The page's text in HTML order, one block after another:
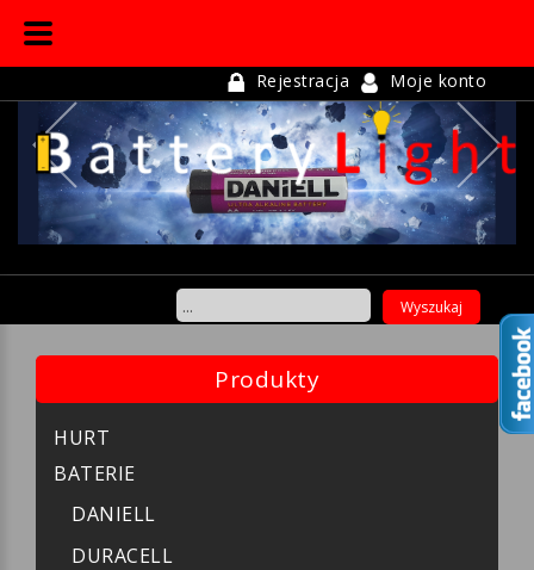
Rejestracja Moje konto
Previous
Produkty
HURT
BATERIE
DANIELL
DURACELL